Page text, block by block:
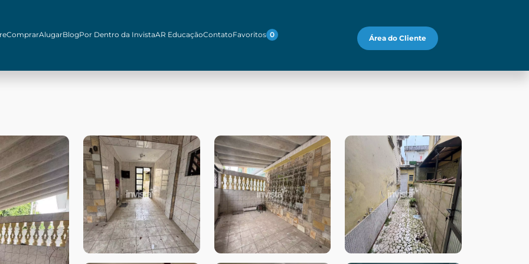
ComprarAlugarBlogPor Dentro da InvistaAR EducaçãoContatoFavoritos 0 Área do Cliente